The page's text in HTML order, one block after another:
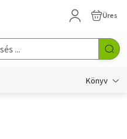
Üres
Könyv